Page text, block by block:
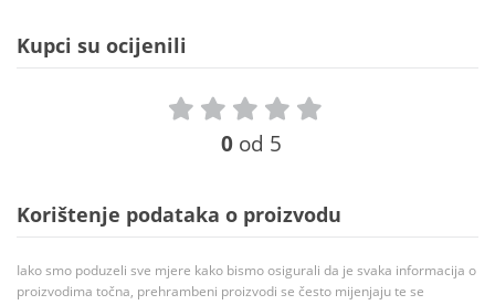
Kupci su ocijenili
0 od 5
Korištenje podataka o proizvodu
Iako smo poduzeli sve mjere kako bismo osigurali da je svaka informacija o
proizvodima točna, prehrambeni proizvodi se često mijenjaju te se